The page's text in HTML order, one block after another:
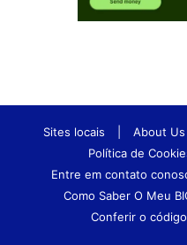
Sites locais About Us
Política de
Entre em contato
Como Saber O Meu
Conferir o código